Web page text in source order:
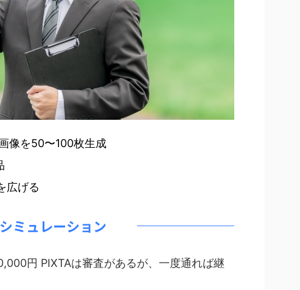
像を50〜100枚生成
広げる
ミュレーション
円 PIXTAは審査があるが、一度通れば継